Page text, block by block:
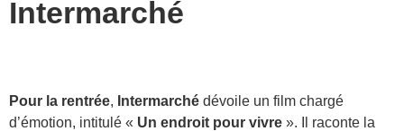
Intermarché
Pour la rentrée, Intermarché dévoile un film chargé
d’émotion, intitulé « Un endroit pour vivre ». Il raconte la